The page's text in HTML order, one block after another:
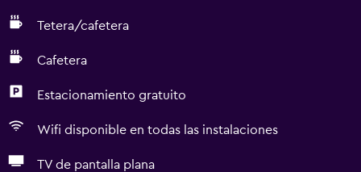
Tetera/cafetera
Cafetera
Estacionamiento gratuito
Wifi disponible en todas las instalaciones
TV de pantalla plana